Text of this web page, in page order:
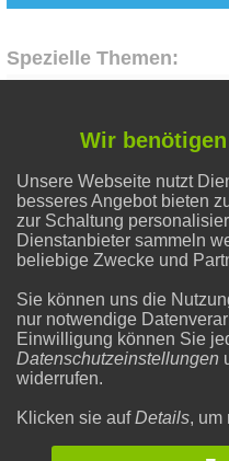
Spezielle Themen:
Hausmittel
Alternative
Natron und
Liebe &
Wir
Unsere Webseite nutzt
besseres Angebot bieten
zur Schaltung
Dienstanbieter sammeln
beliebige Zwecke und
Sie können uns die
nur notwendige
Einwilligung können Sie
Datenschutzeinstellungen
widerrufen.
Klicken sie aufDetails, um